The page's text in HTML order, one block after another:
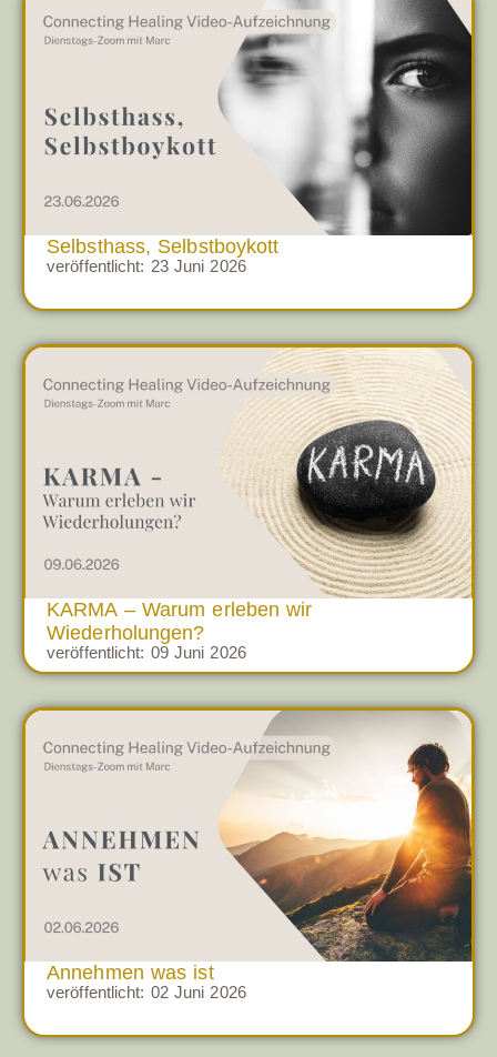
Selbsthass, Selbstboykott
veröffentlicht: 23 Juni 2026
KARMA – Warum erleben wir
Wiederholungen?
veröffentlicht: 09 Juni 2026
Annehmen was ist
veröffentlicht: 02 Juni 2026